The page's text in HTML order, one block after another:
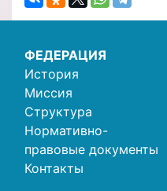
ФЕДЕРАЦИЯ
История
Миссия
Структура
Нормативно-
правовые документы
Контакты